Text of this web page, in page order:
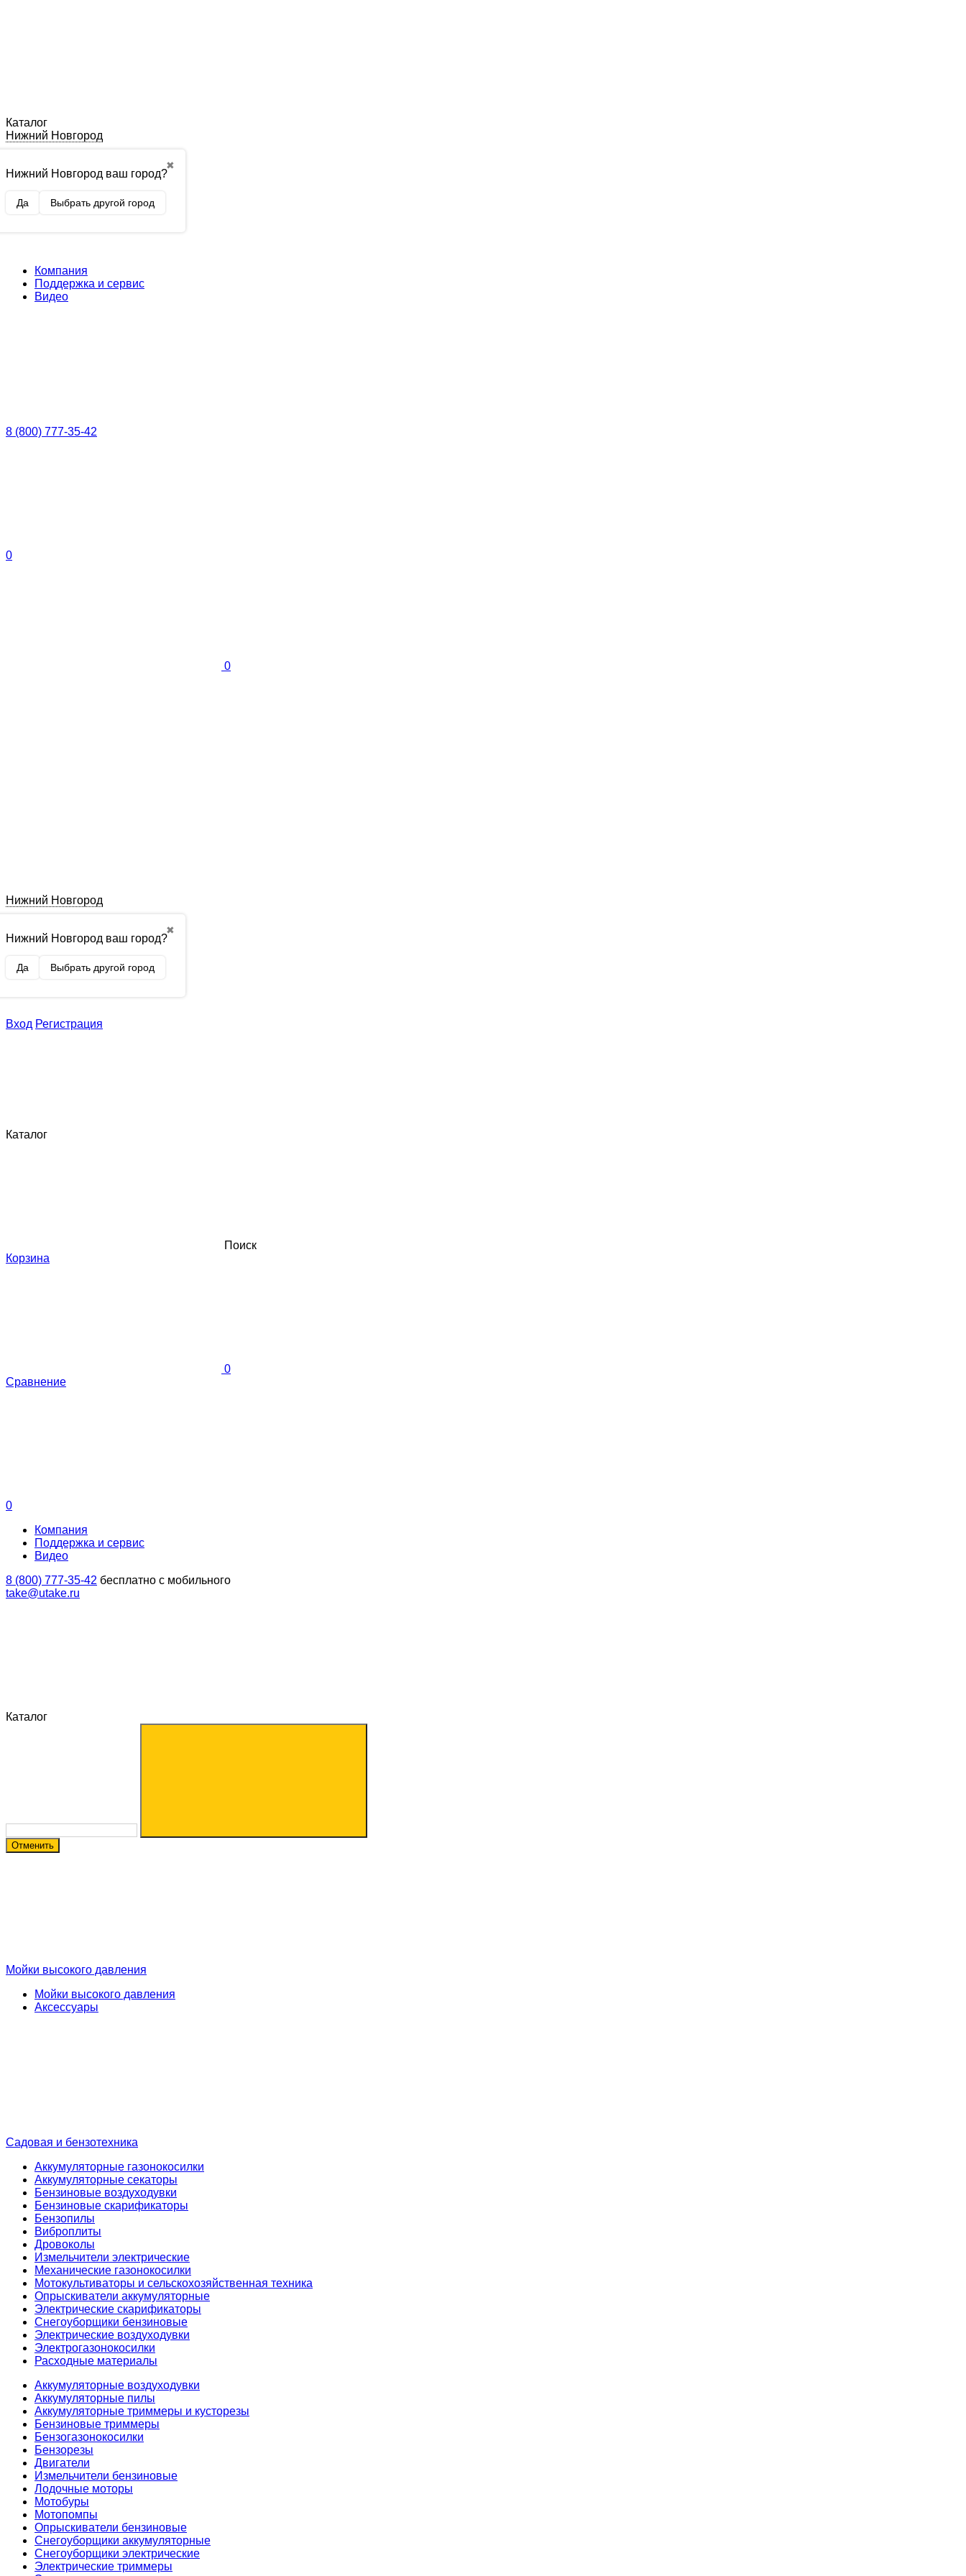
Каталог
Нижний Новгород
✖
Нижний Новгород ваш город?
Да Выбрать другой город
Компания
Поддержка и сервис
Видео
8 (800) 777-35-42
0
0
Нижний Новгород
✖
Нижний Новгород ваш город?
Да Выбрать другой город
Вход Регистрация
Каталог
Поиск
Корзина
0
Сравнение
0
Компания
Поддержка и сервис
Видео
8 (800) 777-35-42 бесплатно с мобильного
take@utake.ru
Каталог
Отменить
Мойки высокого давления
Мойки высокого давления
Аксессуары
Садовая и бензотехника
Аккумуляторные газонокосилки
Аккумуляторные секаторы
Бензиновые воздуходувки
Бензиновые скарификаторы
Бензопилы
Виброплиты
Дровоколы
Измельчители электрические
Механические газонокосилки
Мотокультиваторы и сельскохозяйственная техника
Опрыскиватели аккумуляторные
Электрические скарификаторы
Снегоуборщики бензиновые
Электрические воздуходувки
Электрогазонокосилки
Расходные материалы
Аккумуляторные воздуходувки
Аккумуляторные пилы
Аккумуляторные триммеры и кусторезы
Бензиновые триммеры
Бензогазонокосилки
Бензорезы
Двигатели
Измельчители бензиновые
Лодочные моторы
Мотобуры
Мотопомпы
Опрыскиватели бензиновые
Снегоуборщики аккумуляторные
Снегоуборщики электрические
Электрические триммеры